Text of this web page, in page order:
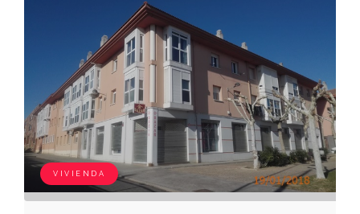
VIVIENDA